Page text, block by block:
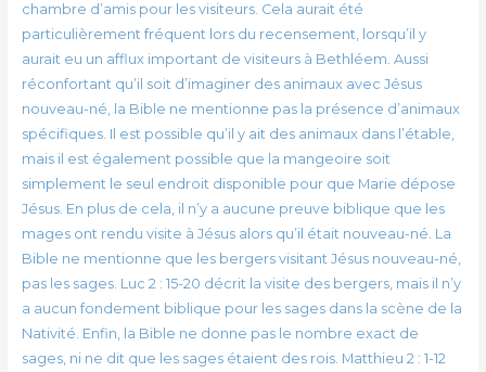
chambre d’amis pour les visiteurs. Cela aurait été
particulièrement fréquent lors du recensement, lorsqu’il y
aurait eu un afflux important de visiteurs à Bethléem. Aussi
réconfortant qu’il soit d’imaginer des animaux avec Jésus
nouveau-né, la Bible ne mentionne pas la présence d’animaux
spécifiques. Il est possible qu’il y ait des animaux dans l’étable,
mais il est également possible que la mangeoire soit
simplement le seul endroit disponible pour que Marie dépose
Jésus. En plus de cela, il n’y a aucune preuve biblique que les
mages ont rendu visite à Jésus alors qu’il était nouveau-né. La
Bible ne mentionne que les bergers visitant Jésus nouveau-né,
pas les sages. Luc 2 : 15-20 décrit la visite des bergers, mais il n’y
a aucun fondement biblique pour les sages dans la scène de la
Nativité. Enfin, la Bible ne donne pas le nombre exact de
sages, ni ne dit que les sages étaient des rois. Matthieu 2 : 1-12